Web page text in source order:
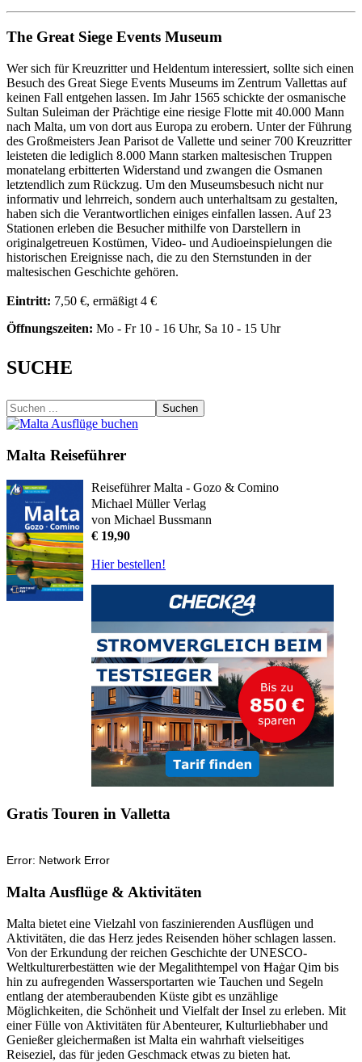
The Great Siege Events Museum
Wer sich für Kreuzritter und Heldentum interessiert, sollte sich einen
Besuch des Great Siege Events Museums im Zentrum Vallettas auf
keinen Fall entgehen lassen. Im Jahr 1565 schickte der osmanische
Sultan Suleiman der Prächtige eine riesige Flotte mit 40.000 Mann
nach Malta, um von dort aus Europa zu erobern. Unter der Führung
des Großmeisters Jean Parisot de Vallette und seiner 700 Kreuzritter
leisteten die lediglich 8.000 Mann starken maltesischen Truppen
monatelang erbitterten Widerstand und zwangen die Osmanen
letztendlich zum Rückzug. Um den Museumsbesuch nicht nur
informativ und lehrreich, sondern auch unterhaltsam zu gestalten,
haben sich die Verantwortlichen einiges einfallen lassen. Auf 23
Stationen erleben die Besucher mithilfe von Darstellern in
originalgetreuen Kostümen, Video- und Audioeinspielungen die
historischen Ereignisse nach, die zu den Sternstunden in der
maltesischen Geschichte gehören.
Eintritt: 7,50 €, ermäßigt 4 €
Öffnungszeiten: Mo - Fr 10 - 16 Uhr, Sa 10 - 15 Uhr
SUCHE
Suchen
Malta Reiseführer
Reiseführer Malta - Gozo & Comino
Michael Müller Verlag
von Michael Bussmann
€ 19,90
Hier bestellen!
Gratis Touren in Valletta
Malta Ausflüge & Aktivitäten
Malta bietet eine Vielzahl von faszinierenden Ausflügen und
Aktivitäten, die das Herz jedes Reisenden höher schlagen lassen.
Von der Erkundung der reichen Geschichte der UNESCO-
Weltkulturerbestätten wie der Megalithtempel von Ħaġar Qim bis
hin zu aufregenden Wassersportarten wie Tauchen und Segeln
entlang der atemberaubenden Küste gibt es unzählige
Möglichkeiten, die Schönheit und Vielfalt der Insel zu erleben. Mit
einer Fülle von Aktivitäten für Abenteurer, Kulturliebhaber und
Genießer gleichermaßen ist Malta ein wahrhaft vielseitiges
Reiseziel, das für jeden Geschmack etwas zu bieten hat.